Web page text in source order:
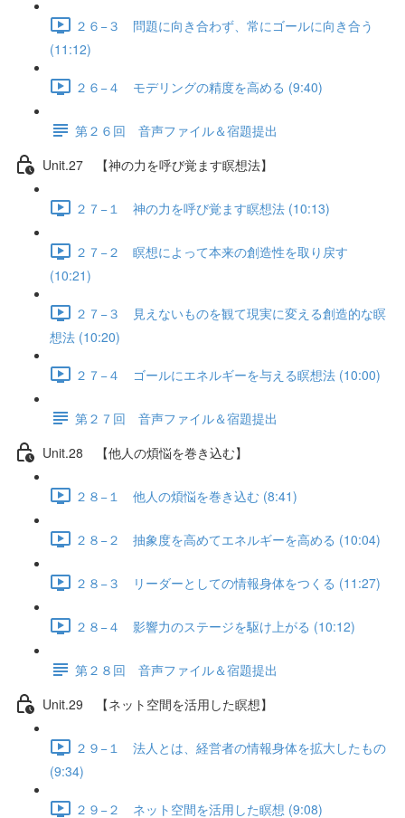
２６−３ 問題に向き合わず、常にゴールに向き合う
(11:12)
２６−４ モデリングの精度を高める (9:40)
第２６回 音声ファイル＆宿題提出
Unit.27 【神の力を呼び覚ます瞑想法】
２７−１ 神の力を呼び覚ます瞑想法 (10:13)
２７−２ 瞑想によって本来の創造性を取り戻す
(10:21)
２７−３ 見えないものを観て現実に変える創造的な瞑
想法 (10:20)
２７−４ ゴールにエネルギーを与える瞑想法 (10:00)
第２７回 音声ファイル＆宿題提出
Unit.28 【他人の煩悩を巻き込む】
２８−１ 他人の煩悩を巻き込む (8:41)
２８−２ 抽象度を高めてエネルギーを高める (10:04)
２８−３ リーダーとしての情報身体をつくる (11:27)
２８−４ 影響力のステージを駆け上がる (10:12)
第２８回 音声ファイル＆宿題提出
Unit.29 【ネット空間を活用した瞑想】
２９−１ 法人とは、経営者の情報身体を拡大したもの
(9:34)
２９−２ ネット空間を活用した瞑想 (9:08)